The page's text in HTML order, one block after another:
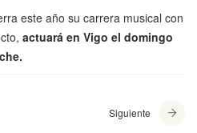
este año su carrera musical con
actuará en Vigo el domingo
Siguiente